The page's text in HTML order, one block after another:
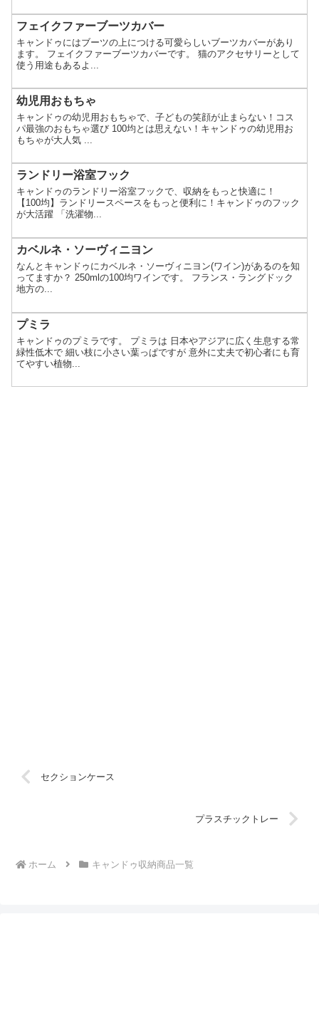
フェイクファーブーツカバー
キャンドゥにはブーツの上につける可愛らしいブーツカバーがあり
ます。 フェイクファーブーツカバーです。 猫のアクセサリーとして
使う用途もあるよ...
幼児用おもちゃ
キャンドゥの幼児用おもちゃで、子どもの笑顔が止まらない！コス
パ最強のおもちゃ選び 100均とは思えない！キャンドゥの幼児用お
もちゃが大人気 ...
ランドリー浴室フック
キャンドゥのランドリー浴室フックで、収納をもっと快適に！
【100均】ランドリースペースをもっと便利に！キャンドゥのフック
が大活躍 「洗濯物...
カベルネ・ソーヴィニヨン
なんとキャンドゥにカベルネ・ソーヴィニヨン(ワイン)があるのを知
ってますか？ 250mlの100均ワインです。 フランス・ラングドック
地方の...
プミラ
キャンドゥのプミラです。 プミラは 日本やアジアに広く生息する常
緑性低木で 細い枝に小さい葉っぱですが 意外に丈夫で初心者にも育
てやすい植物...
セクションケース
プラスチックトレー
ホーム キャンドゥ収納商品一覧